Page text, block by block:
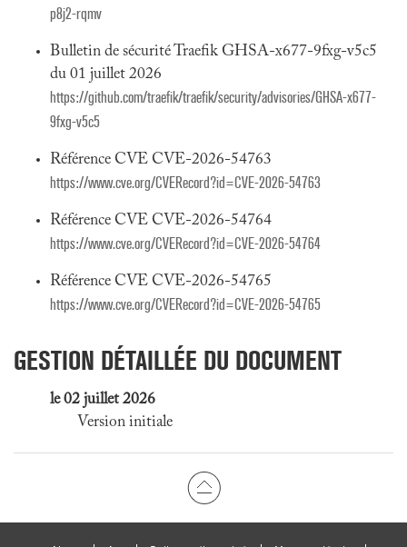
p8j2-rqmv
Bulletin de sécurité Traefik GHSA-x677-9fxg-v5c5
du 01 juillet 2026
https://github.com/traefik/traefik/security/advisories/GHSA-x677-
9fxg-v5c5
Référence CVE CVE-2026-54763
https://www.cve.org/CVERecord?id=CVE-2026-54763
Référence CVE CVE-2026-54764
https://www.cve.org/CVERecord?id=CVE-2026-54764
Référence CVE CVE-2026-54765
https://www.cve.org/CVERecord?id=CVE-2026-54765
GESTION DÉTAILLÉE DU DOCUMENT
le 02 juillet 2026
Version initiale